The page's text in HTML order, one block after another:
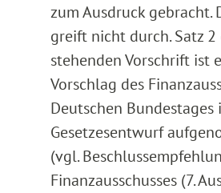
zum Ausdruck gebracht.
greift nicht durch. Satz 2
stehenden Vorschrift ist
Vorschlag des
Deutschen Bundestages
Gesetzesentwurf
(vgl.
Finanzausschusses (7.